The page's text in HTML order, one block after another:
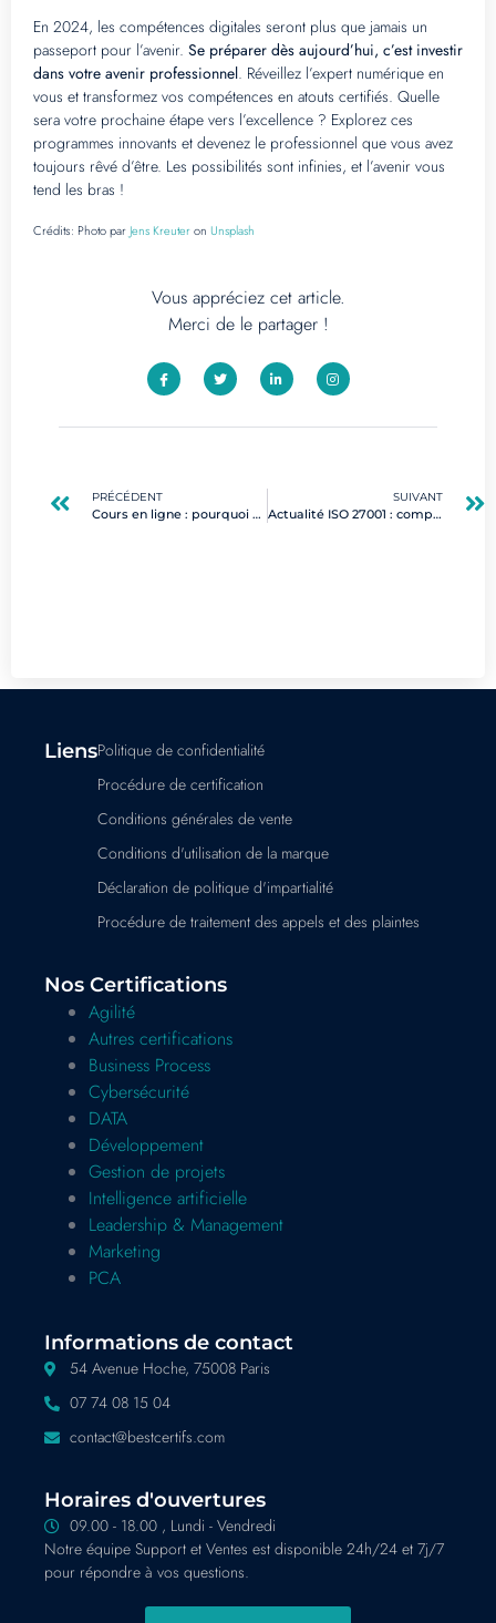
En 2024, les compétences digitales seront plus que jamais un
passeport pour l’avenir. Se préparer dès aujourd’hui, c’est investir
dans votre avenir professionnel. Réveillez l’expert numérique en
vous et transformez vos compétences en atouts certifiés. Quelle
sera votre prochaine étape vers l’excellence ? Explorez ces
programmes innovants et devenez le professionnel que vous avez
toujours rêvé d’être. Les possibilités sont infinies, et l’avenir vous
tend les bras !
Crédits: Photo par Jens Kreuteron Unsplash
Vous appréciez cet article.
Merci de le partager !
PRÉCÉDENT
Cours en ligne : pourquoi certifier vos compétences digitales est crucial en 2024
SUIVANT
Actualité ISO 27001 : comprendre la transition vers la norme 2022 en cybersécurité
LiensPolitique de confidentialité
Procédure de certification
Conditions générales de vente
Conditions d'utilisation de la marque
Déclaration de politique d'impartialité
Procédure de traitement des appels et des plaintes
Nos Certifications
Agilité
Autres certifications
Business Process
Cybersécurité
DATA
Développement
Gestion de projets
Intelligence artificielle
Leadership & Management
Marketing
PCA
Informations de contact
54 Avenue Hoche, 75008 Paris
07 74 08 15 04
contact@bestcertifs.com
Horaires d'ouvertures
09.00 - 18.00 , Lundi - Vendredi
Notre équipe Support et Ventes est disponible 24h/24 et 7j/7
pour répondre à vos questions.